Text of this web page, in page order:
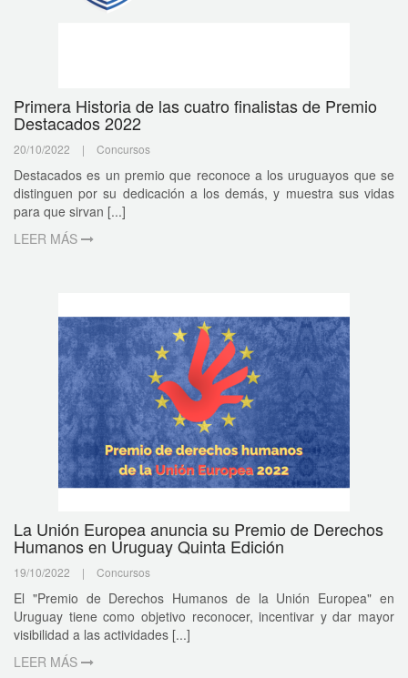
Primera Historia de las cuatro finalistas de Premio
Destacados 2022
20/10/2022 | Concursos
Destacados es un premio que reconoce a los uruguayos que se
distinguen por su dedicación a los demás, y muestra sus vidas
para que sirvan [...]
LEER MÁS
La Unión Europea anuncia su Premio de Derechos
Humanos en Uruguay Quinta Edición
19/10/2022 | Concursos
El "Premio de Derechos Humanos de la Unión Europea" en
Uruguay tiene como objetivo reconocer, incentivar y dar mayor
visibilidad a las actividades [...]
LEER MÁS